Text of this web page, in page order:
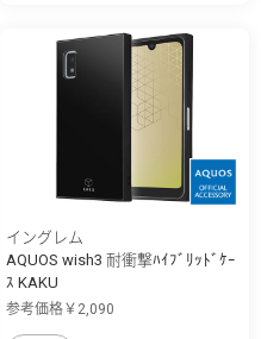
イングレム
AQUOS wish3 耐衝撃ﾊｲﾌﾞﾘｯﾄﾞｹｰ
ｽ KAKU
参考価格￥2,090